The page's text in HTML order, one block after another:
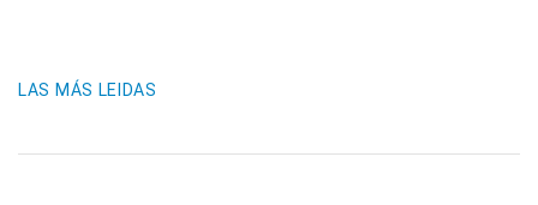
LAS MÁS LEIDAS